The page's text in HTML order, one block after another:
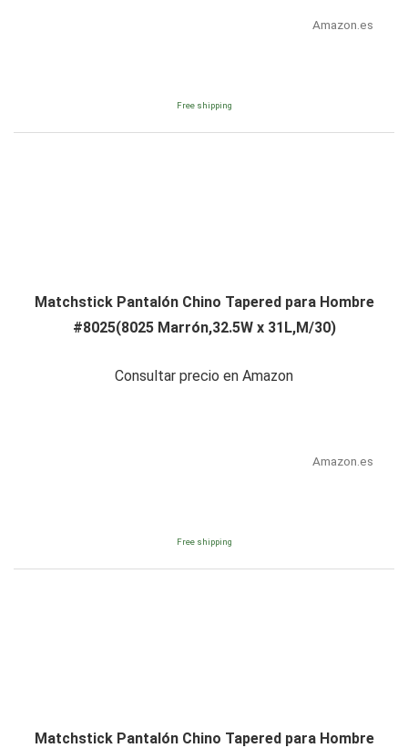
Amazon.es
Free shipping
Matchstick Pantalón Chino Tapered para Hombre
#8025(8025 Marrón,32.5W x 31L,M/30)
Consultar precio en Amazon
Amazon.es
Free shipping
Matchstick Pantalón Chino Tapered para Hombre